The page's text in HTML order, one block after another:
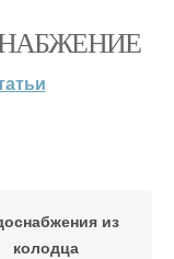
из
колодца